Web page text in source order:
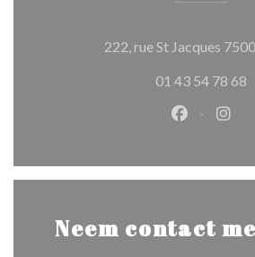
222, rue St Jacques
01 43 54 78 68
Facebook
Neem contact